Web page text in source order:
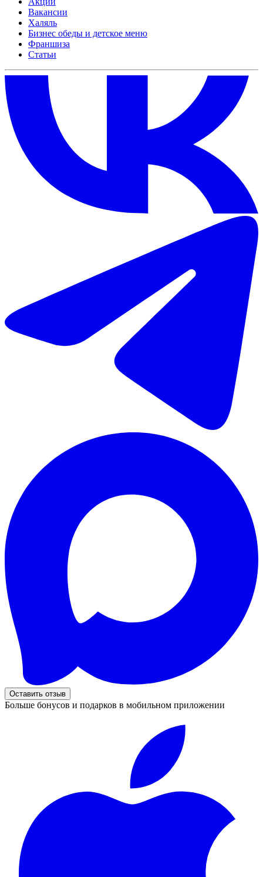
Вакансии
Халяль
Бизнес обеды и детское меню
Франшиза
Статьи
Оставить отзыв
Больше бонусов и подарков в мобильном приложении